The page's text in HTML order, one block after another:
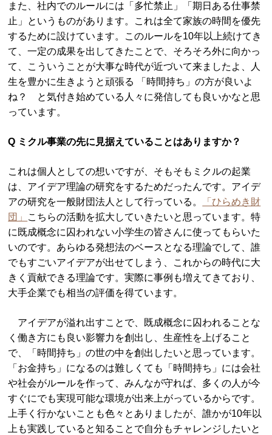
また、社内でのルールには「多忙禁止」「期日ある仕事禁
止」というものがあります。これは全て家族の時間を優先
するために設けています。このルールを10年以上続けてき
て、一定の成果を出してきたことで、そろそろ外に向かっ
て、こういうことが大事な時代が近づいて来ましたよ、人
生を豊かに生きようと頑張る 「時間持ち」の方が良いよ
ね？ と気付き始めている人々に発信しても良いかなと思
っています。
Q ミクル事業の先に見据えていることはありますか？
これは個人としての想いですが、そもそもミクルの起業
は、アイデア理論の研究をするためだったんです。アイデ
アの研究を一般財団法人として行っている。
「ひらめき財
団」
こちらの活動を拡大していきたいと思っています。特
に既成概念に囚われない小学生の皆さんに使ってもらいた
いのです。あらゆる発想法のベースとなる理論でして、誰
でもすごいアイデアが出せてしまう、これからの時代に大
きく貢献できる理論です。実際に事例も増えてきており、
大手企業でも相当の評価を得ています。
アイデアが溢れ出すことで、既成概念に囚われることな
く働き方にも良い影響力を創出し、生産性を上げること
で、「時間持ち」の世の中を創出したいと思っています。
「お金持ち」になるのは難しくても「時間持ち」には会社
や社会がルールを作って、みんなが守れば、多くの人が今
すぐにでも実現可能な環境が出来上がっているからです。
上手く行かないことも色々とありましたが、誰かが10年以
上も実践していると知ることで自分もチャレンジしたいと